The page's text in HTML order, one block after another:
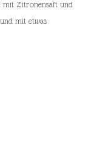
mit Zitronensaft und
mit etwas